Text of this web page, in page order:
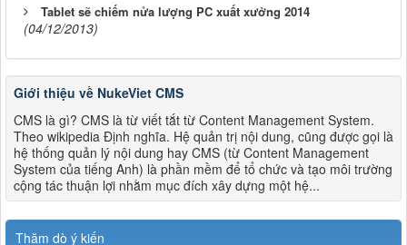
Tablet sẽ chiếm nửa lượng PC xuất xưởng 2014
(04/12/2013)
Giới thiệu về NukeViet CMS
CMS là gì? CMS là từ viết tắt từ Content Management System.
Theo wikipedia Định nghĩa. Hệ quản trị nội dung, cũng được gọi là
hệ thống quản lý nội dung hay CMS (từ Content Management
System của tiếng Anh) là phần mềm để tổ chức và tạo môi trường
cộng tác thuận lợi nhằm mục đích xây dựng một hệ...
Thăm dò ý kiến